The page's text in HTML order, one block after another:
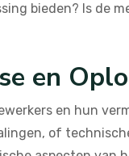
bieden? Is de
en
en hun
of